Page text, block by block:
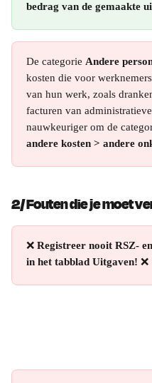
bedrag van de gemaakte
De categorie Andere
kosten die voor
van hun werk, zoals
facturen van
nauwkeuriger om de
andere kosten > andere
2/ Fouten die je moet
❌ Registreer nooit RSZ-
in het tabblad Uitgaven! ❌